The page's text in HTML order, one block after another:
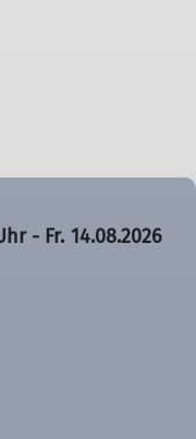
- Fr. 14.08.2026